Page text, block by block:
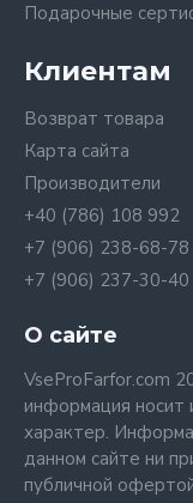
Подарочные
Клиентам
Возврат товара
Карта сайта
Производители
+40 (786) 108 992
+7 (906) 238-68-78
+7 (906) 237-30-40
О сайте
VseProFarfor.com
информация носит
характер.
данном сайте ни
публичной